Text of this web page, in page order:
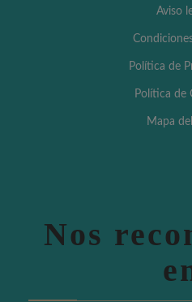
Aviso
Política de
Política de
Mapa
Nos